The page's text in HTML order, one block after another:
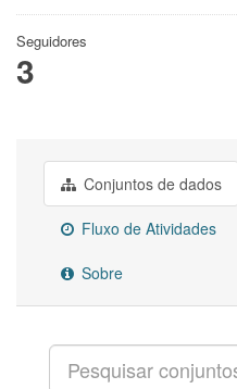
Seguidores
3
Conjuntos de dados
Fluxo de Atividades
Sobre